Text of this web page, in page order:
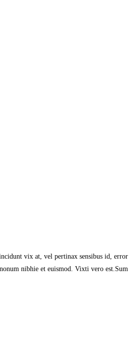
vix at, vel pertinax sensibus id, error
nibhie et euismod. Vixti vero est.Sum